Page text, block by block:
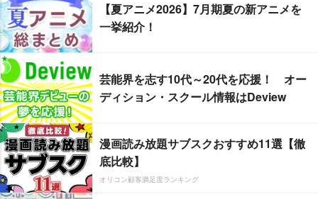
【夏アニメ2026】7月期夏の新アニメを
一挙紹介！
芸能界を志す10代～20代を応援！ オー
ディション・スクール情報はDeview
漫画読み放題サブスクおすすめ11選【徹
底比較】
オリコン顧客満足度ランキング